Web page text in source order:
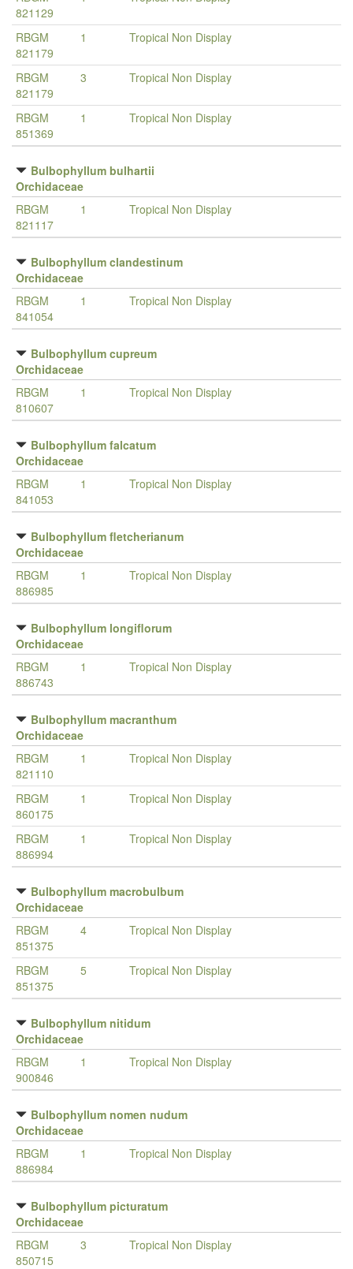
821129
RBGM
821179
1 Tropical Non Display
RBGM
821179
3 Tropical Non Display
RBGM
851369
1 Tropical Non Display
Bulbophyllum bulhartii
Orchidaceae
RBGM
821117
1 Tropical Non Display
Bulbophyllum clandestinum
Orchidaceae
RBGM
841054
1 Tropical Non Display
Bulbophyllum cupreum
Orchidaceae
RBGM
810607
1 Tropical Non Display
Bulbophyllum falcatum
Orchidaceae
RBGM
841053
1 Tropical Non Display
Bulbophyllum fletcherianum
Orchidaceae
RBGM
886985
1 Tropical Non Display
Bulbophyllum longiflorum
Orchidaceae
RBGM
886743
1 Tropical Non Display
Bulbophyllum macranthum
Orchidaceae
RBGM
821110
1 Tropical Non Display
RBGM
860175
1 Tropical Non Display
RBGM
886994
1 Tropical Non Display
Bulbophyllum macrobulbum
Orchidaceae
RBGM
851375
4 Tropical Non Display
RBGM
851375
5 Tropical Non Display
Bulbophyllum nitidum
Orchidaceae
RBGM
900846
1 Tropical Non Display
Bulbophyllum nomen nudum
Orchidaceae
RBGM
886984
1 Tropical Non Display
Bulbophyllum picturatum
Orchidaceae
RBGM
850715
3 Tropical Non Display